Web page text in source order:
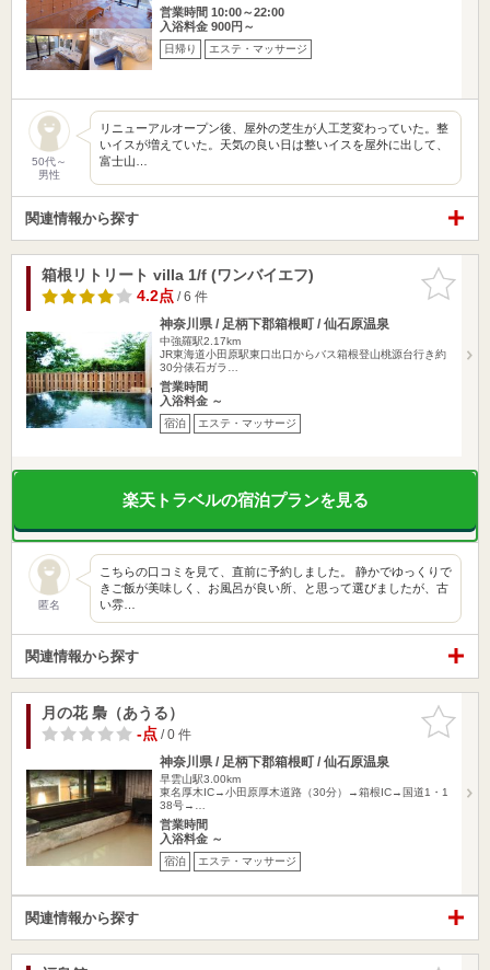
営業時間 10:00～22:00
入浴料金 900円～
日帰り エステ・マッサージ
50代～
男性
リニューアルオープン後、屋外の芝生が人工芝変わっていた。整
いイスが増えていた。天気の良い日は整いイスを屋外に出して、
富士山…
関連情報から探す
お気に入
りに追加
箱根リトリート villa 1/f (ワンバイエフ)
4.2点/ 6 件
神奈川県 / 足柄下郡箱根町 / 仙石原温泉
中強羅駅2.17km
JR東海道小田原駅東口出口からバス箱根登山桃源台行き約
30分俵石ガラ…
営業時間
入浴料金 ～
宿泊 エステ・マッサージ
楽天トラベルの宿泊プランを見る
匿名
こちらの口コミを見て、直前に予約しました。 静かでゆっくりで
きご飯が美味しく、お風呂が良い所、と思って選びましたが、古
い雰…
関連情報から探す
お気に入
りに追加
月の花 梟（あうる）
-点/ 0 件
神奈川県 / 足柄下郡箱根町 / 仙石原温泉
早雲山駅3.00km
東名厚木IC→小田原厚木道路（30分）→箱根IC→国道1・1
38号→…
営業時間
入浴料金 ～
宿泊 エステ・マッサージ
関連情報から探す